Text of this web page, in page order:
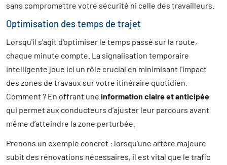
sans compromettre votre sécurité ni celle des travailleurs.
Optimisation des temps de trajet
Lorsqu'il s'agit d'optimiser le temps passé sur la route,
chaque minute compte. La signalisation temporaire
intelligente joue ici un rôle crucial en minimisant l'impact
des zones de travaux sur votre itinéraire quotidien.
Comment ? En offrant une information claire et anticipée
qui permet aux conducteurs d’ajuster leur parcours avant
même d’atteindre la zone perturbée.
Prenons un exemple concret : lorsqu'une artère majeure
subit des rénovations nécessaires, il est vital que le trafic